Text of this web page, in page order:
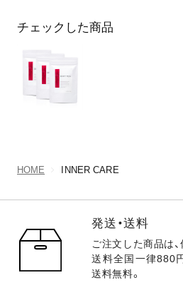
チェックした商品
HOME INNER CARE
発送・送料
ご注文した商品は
送料全国一律880
送料無料。